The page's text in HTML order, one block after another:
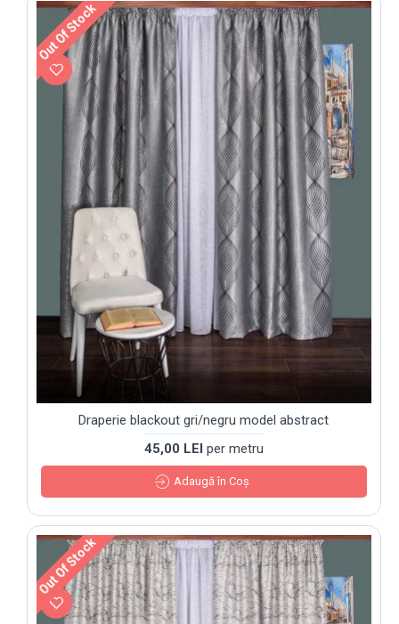
Out Of Stock
Draperie blackout gri/negru model abstract
45,00 LEI per metru
Adaugă în Coş
Out Of Stock